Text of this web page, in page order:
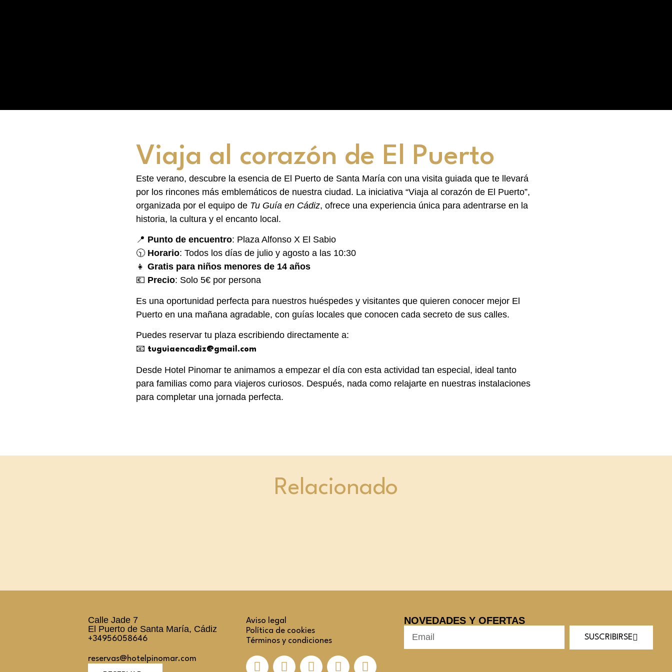
Viaja al corazón de El Puerto
Este verano, descubre la esencia de El Puerto de Santa María con una visita guiada que te llevará
por los rincones más emblemáticos de nuestra ciudad. La iniciativa “Viaja al corazón de El Puerto”,
organizada por el equipo de Tu Guía en Cádiz, ofrece una experiencia única para adentrarse en la
historia, la cultura y el encanto local.
📍 Punto de encuentro: Plaza Alfonso X El Sabio
🕥 Horario: Todos los días de julio y agosto a las 10:30
👧 Gratis para niños menores de 14 años
💶 Precio: Solo 5€ por persona
Es una oportunidad perfecta para nuestros huéspedes y visitantes que quieren conocer mejor El
Puerto en una mañana agradable, con guías locales que conocen cada secreto de sus calles.
Puedes reservar tu plaza escribiendo directamente a:
📧 tuguiaencadiz@gmail.com
Desde Hotel Pinomar te animamos a empezar el día con esta actividad tan especial, ideal tanto
para familias como para viajeros curiosos. Después, nada como relajarte en nuestras instalaciones
para completar una jornada perfecta.
Relacionado
Calle Jade 7
El Puerto de Santa María, Cádiz
+34956058646
reservas@hotelpinomar.com
Aviso legal
Política de cookies
Términos y condiciones
NOVEDADES Y OFERTAS
SUSCRIBIRSE